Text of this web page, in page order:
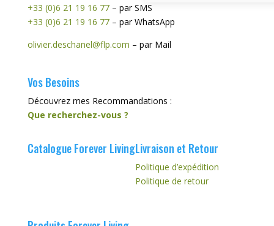
+33 (0)6 21 19 16 77– par SMS
+33 (0)6 21 19 16 77– par WhatsApp
olivier.deschanel@flp.com – par Mail
Vos Besoins
Découvrez mes Recommandations :
Que recherchez-vous ?
Catalogue Forever LivingLivraison et Retour
Politique d’expédition
Politique de retour